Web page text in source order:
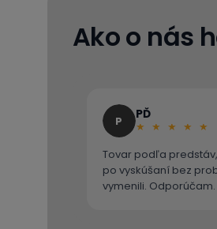
Ako o nás
P PĎ
Tovar podľa
po vyskúšaní bez
vymenili. Odporúčam.